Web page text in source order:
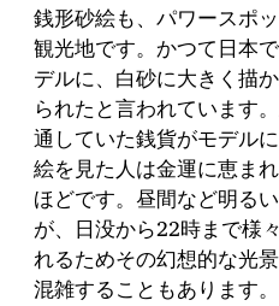
銭形砂絵も、パワースポ
観光地です。かつて日本
デルに、白砂に大きく描
られたと言われています
通していた銭貨がモデル
絵を見た人は金運に恵ま
ほどです。昼間など明る
が、日没から22時まで様
れるためその幻想的な光
混雑することもあります。